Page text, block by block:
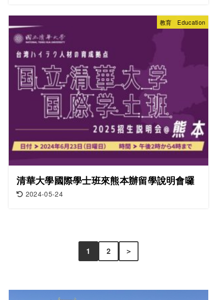
教育 Education
清華大學國際學士班來熊本辦留學說明會囉
2024-05-24
1 2 ＞